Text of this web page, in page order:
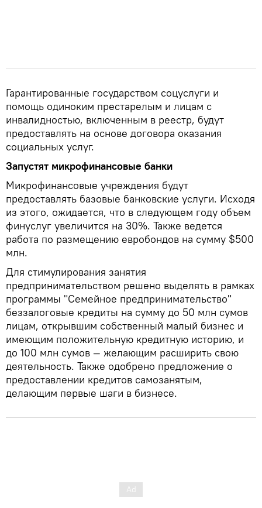
Гарантированные государством соцуслуги и
помощь одиноким престарелым и лицам с
инвалидностью, включенным в реестр, будут
предоставлять на основе договора оказания
социальных услуг.
Запустят микрофинансовые банки
Микрофинансовые учреждения будут
предоставлять базовые банковские услуги. Исходя
из этого, ожидается, что в следующем году объем
финуслуг увеличится на 30%. Также ведется
работа по размещению евробондов на сумму $500
млн.
Для стимулирования занятия
предпринимательством решено выделять в рамках
программы "Семейное предпринимательство"
беззалоговые кредиты на сумму до 50 млн сумов
лицам, открывшим собственный малый бизнес и
имеющим положительную кредитную историю, и
до 100 млн сумов — желающим расширить свою
деятельность. Также одобрено предложение о
предоставлении кредитов самозанятым,
делающим первые шаги в бизнесе.